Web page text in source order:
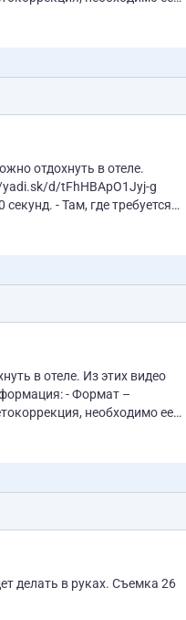
этих видео
необходимо ее
делать в руках. Съемка 26